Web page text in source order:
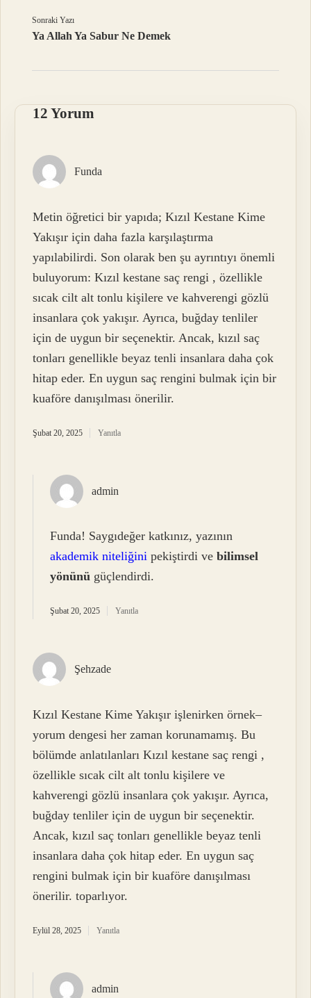
Sonraki Yazı
Ya Allah Ya Sabur Ne Demek
12 Yorum
Funda
Metin öğretici bir yapıda; Kızıl Kestane Kime
Yakışır için daha fazla karşılaştırma
yapılabilirdi. Son olarak ben şu ayrıntıyı önemli
buluyorum: Kızıl kestane saç rengi , özellikle
sıcak cilt alt tonlu kişilere ve kahverengi gözlü
insanlara çok yakışır. Ayrıca, buğday tenliler
için de uygun bir seçenektir. Ancak, kızıl saç
tonları genellikle beyaz tenli insanlara daha çok
hitap eder. En uygun saç rengini bulmak için bir
kuaföre danışılması önerilir.
Şubat 20, 2025 Yanıtla
admin
Funda! Saygıdeğer katkınız, yazının
akademik niteliğini pekiştirdi vebilimsel
yönünü güçlendirdi.
Şubat 20, 2025 Yanıtla
Şehzade
Kızıl Kestane Kime Yakışır işlenirken örnek–
yorum dengesi her zaman korunamamış. Bu
bölümde anlatılanları Kızıl kestane saç rengi ,
özellikle sıcak cilt alt tonlu kişilere ve
kahverengi gözlü insanlara çok yakışır. Ayrıca,
buğday tenliler için de uygun bir seçenektir.
Ancak, kızıl saç tonları genellikle beyaz tenli
insanlara daha çok hitap eder. En uygun saç
rengini bulmak için bir kuaföre danışılması
önerilir. toparlıyor.
Eylül 28, 2025 Yanıtla
admin